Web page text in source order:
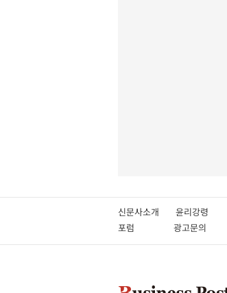
신문사소개 윤리강령
포럼
광고문의